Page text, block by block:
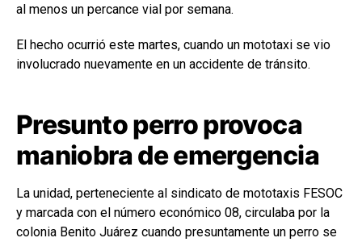
al menos un percance vial por semana.
El hecho ocurrió este martes, cuando un mototaxi se vio
involucrado nuevamente en un accidente de tránsito.
Presunto perro provoca
maniobra de emergencia
La unidad, perteneciente al sindicato de mototaxis FESOC
y marcada con el número económico 08, circulaba por la
colonia Benito Juárez cuando presuntamente un perro se